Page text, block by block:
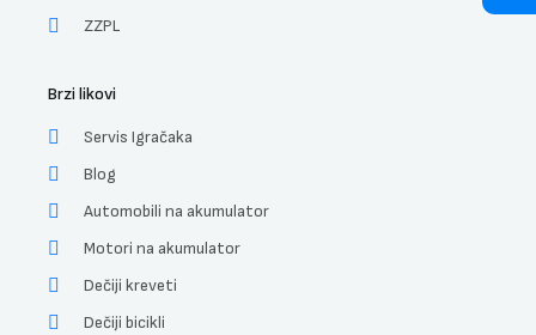
ZZPL
Brzi likovi
Servis Igračaka
Blog
Automobili na akumulator
Motori na akumulator
Dečiji kreveti
Dečiji bicikli